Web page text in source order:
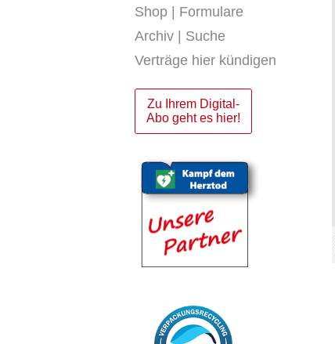
Shop | Formulare
Archiv | Suche
Verträge hier kündigen
Zu Ihrem Digital-
Abo geht es hier!